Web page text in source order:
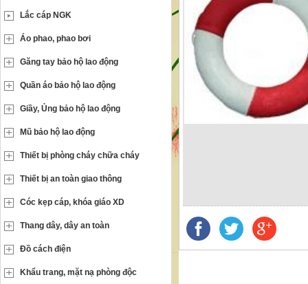
Lắc cáp NGK
Áo phao, phao bơi
Găng tay bảo hộ lao động
Quần áo bảo hộ lao động
Giầy, Ủng bảo hộ lao động
Mũ bảo hộ lao động
Thiết bị phòng cháy chữa cháy
Thiết bị an toàn giao thông
Cóc kẹp cáp, khóa giáo XD
Thang dây, dây an toàn
Đồ cách điện
Khẩu trang, mặt nạ phòng độc